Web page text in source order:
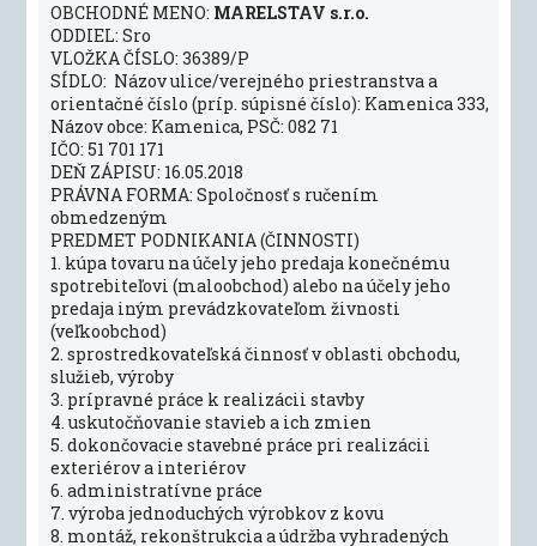
OBCHODNÉ MENO: MARELSTAV s.r.o.
ODDIEL: Sro
VLOŽKA ČÍSLO: 36389/P
SÍDLO: Názov ulice/verejného priestranstva a
orientačné číslo (príp. súpisné číslo): Kamenica 333,
Názov obce: Kamenica, PSČ: 082 71
IČO: 51 701 171
DEŇ ZÁPISU: 16.05.2018
PRÁVNA FORMA: Spoločnosť s ručením
obmedzeným
PREDMET PODNIKANIA (ČINNOSTI)
1. kúpa tovaru na účely jeho predaja konečnému
spotrebiteľovi (maloobchod) alebo na účely jeho
predaja iným prevádzkovateľom živnosti
(veľkoobchod)
2. sprostredkovateľská činnosť v oblasti obchodu,
služieb, výroby
3. prípravné práce k realizácii stavby
4. uskutočňovanie stavieb a ich zmien
5. dokončovacie stavebné práce pri realizácii
exteriérov a interiérov
6. administratívne práce
7. výroba jednoduchých výrobkov z kovu
8. montáž, rekonštrukcia a údržba vyhradených